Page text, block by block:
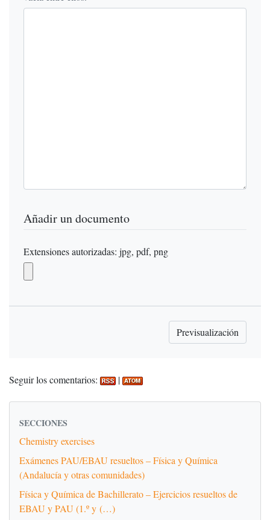
Añadir un documento
Extensiones autorizadas: jpg, pdf, png
Seguir los comentarios: |
SECCIONES
Chemistry exercises
Exámenes PAU/EBAU resueltos – Física y Química
(Andalucía y otras comunidades)
Física y Química de Bachillerato – Ejercicios resueltos de
EBAU y PAU (1.º y (…)